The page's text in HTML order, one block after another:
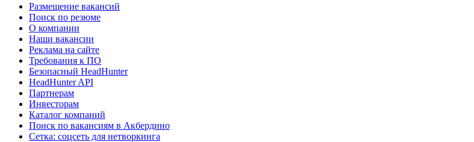
Размещение вакансий
Поиск по резюме
О компании
Наши вакансии
Реклама на сайте
Требования к ПО
Безопасный HeadHunter
HeadHunter API
Партнерам
Инвесторам
Каталог компаний
Поиск по вакансиям в Акбердино
Сетка: соцсеть для нетворкинга